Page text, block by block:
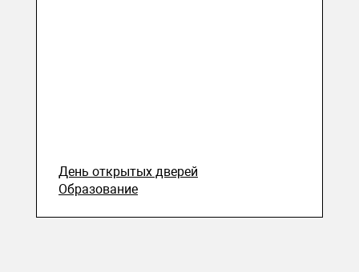
День открытых дверей
Образование